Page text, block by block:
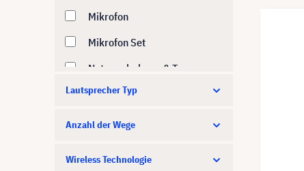
Mikrofon
Mikrofon Set
Netzwerkplayer & Tuner
Receiver
Signalmanagement
Soundbar
Lautsprecher Typ
Anzahl der Wege
Wireless Technologie